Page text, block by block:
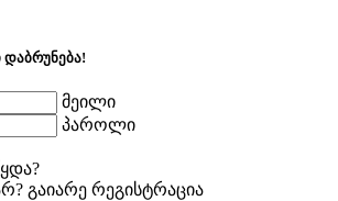
მეილი
პაროლი
გაიარე რეგისტრაცია